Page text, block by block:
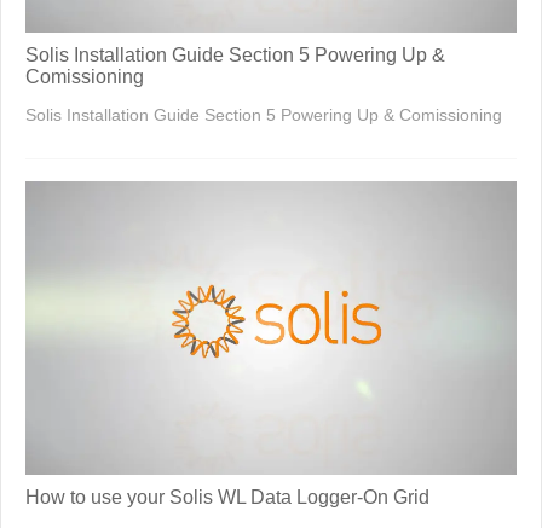
Solis Installation Guide Section 5 Powering Up &
Comissioning
Solis Installation Guide Section 5 Powering Up & Comissioning
How to use your Solis WL Data Logger-On Grid